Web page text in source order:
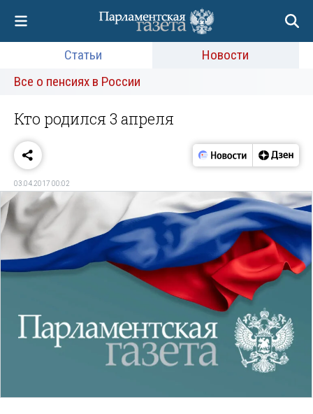
Статьи
Новости
Все о пенсиях в России
Кто родился 3 апреля
03.04.2017 00:02